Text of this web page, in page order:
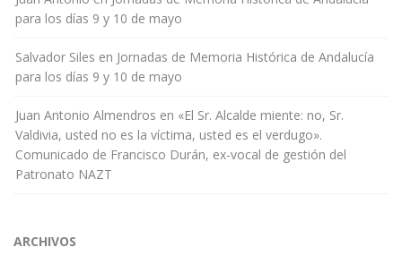
para los días 9 y 10 de mayo
Salvador Siles en Jornadas de Memoria Histórica de Andalucía
para los días 9 y 10 de mayo
Juan Antonio Almendros en «El Sr. Alcalde miente: no, Sr.
Valdivia, usted no es la víctima, usted es el verdugo».
Comunicado de Francisco Durán, ex-vocal de gestión del
Patronato NAZT
ARCHIVOS